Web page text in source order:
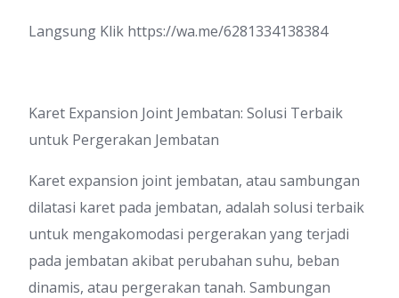
Langsung Klik https://wa.me/6281334138384
Karet Expansion Joint Jembatan: Solusi Terbaik
untuk Pergerakan Jembatan
Karet expansion joint jembatan, atau sambungan
dilatasi karet pada jembatan, adalah solusi terbaik
untuk mengakomodasi pergerakan yang terjadi
pada jembatan akibat perubahan suhu, beban
dinamis, atau pergerakan tanah. Sambungan